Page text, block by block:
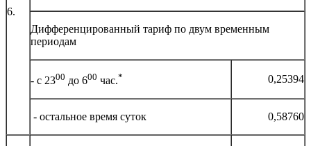
6.
Дифференцированный тариф по двум временным
периодам
- с 2300 до 600 час.* 0,25394
- остальное время суток 0,58760